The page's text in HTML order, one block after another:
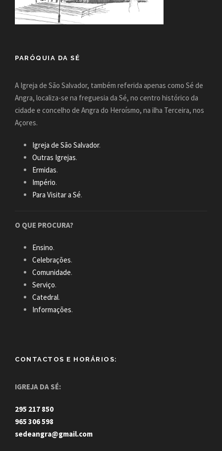
PARÓQUIA DA SÉ
A Igreja de São Salvador, também referida apenas como Sé de
Angra, localiza-se na freguesia da Sé, no centro histórico da
cidade e concelho de Angra do Heroísmo, na ilha Terceira, nos
Açores.
Igreja de São Salvador.
Outras Igrejas.
Ermidas.
Império.
Para Visitar a Sé.
O QUE PROCURA?
Ensino.
Celebrações.
Comunidade.
Serviço.
Catedral.
Informações.
CONTACTOS E HORÁRIOS:
IGREJA DA SÉ:
295 217 850
965 306 598
sedeangra@gmail.com